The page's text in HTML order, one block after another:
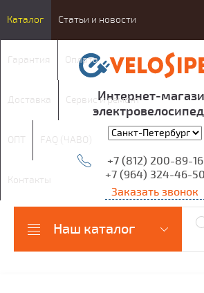
Каталог Статьи и новости
Гарантия Оплата
Доставка Сервис и ремонт
ОПТ FAQ (ЧАВО)
Контакты
Интернет-
+7 (812) 200-89-16
+7 (964) 324-46-50
Заказать звонок
Наш каталог